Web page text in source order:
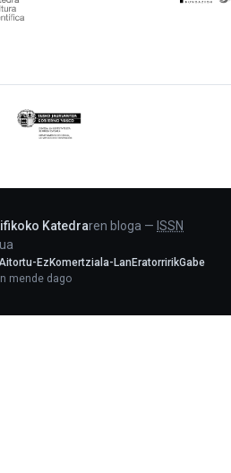
Eusko
Jaurlaritza
Katedraren bloga — ISSN
EzKomertziala-LanEratorririkGabe
mende dago